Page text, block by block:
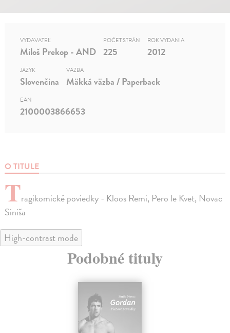
O TITULE
Tragikomické poviedky - Kloos Remi, Pero le Kvet, Novac
Siniša
VYDAVATEĽ
Miloš Prekop - AND
POČET STRÁN
225
ROK VYDANIA
2012
JAZYK
Slovenčina
VÄZBA
Mäkká väzba / Paperback
EAN
2100003866653
High-contrast mode
Podobné tituly